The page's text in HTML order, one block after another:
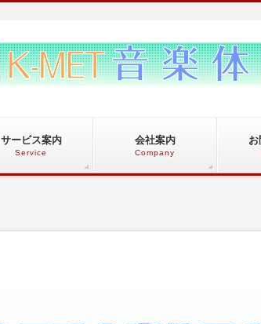
サービス案内
Service
会社案内
Company